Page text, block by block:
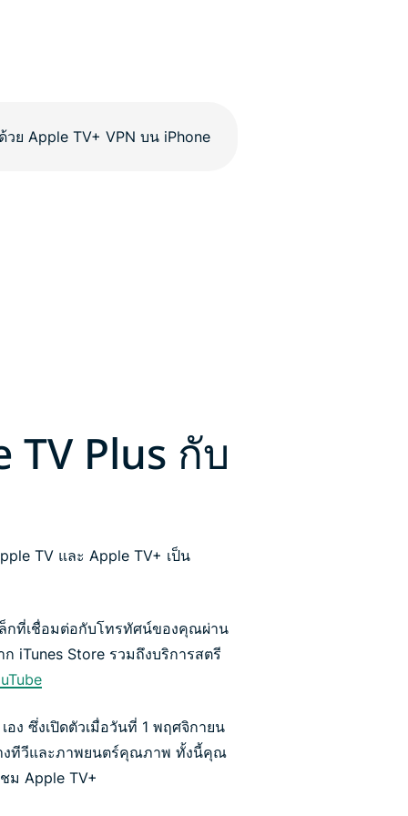
TV Plus กับ
TV และ Apple TV+ เป็น
กที่เชื่อมต่อกับโทรทัศน์ของคุณผ่าน
iTunes Store รวมถึงบริการสตรี
ง ซึ่งเปิดตัวเมื่อวันที่ 1 พฤศจิกายน
งทีวีและภาพยนตร์คุณภาพ ทั้งนี้คุณ
ม Apple TV+